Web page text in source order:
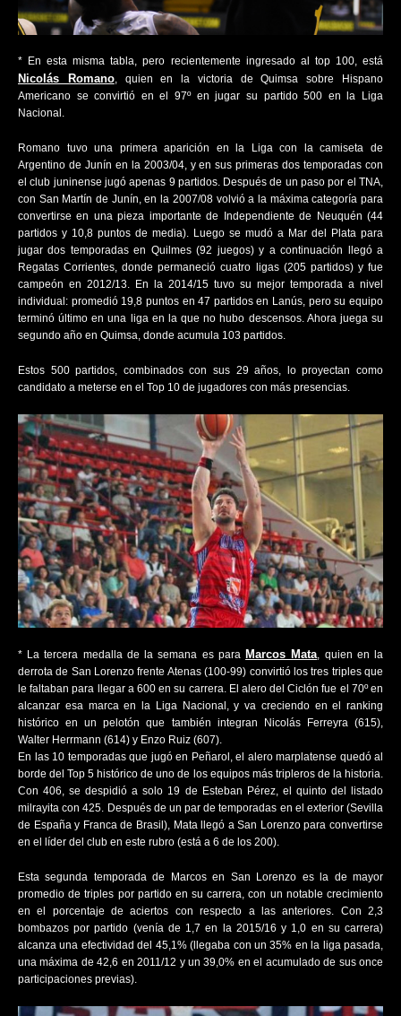
* En esta misma tabla, pero recientemente ingresado al top 100, está
Nicolás Romano, quien en la victoria de Quimsa sobre Hispano
Americano se convirtió en el 97º en jugar su partido 500 en la Liga
Nacional.
Romano tuvo una primera aparición en la Liga con la camiseta de
Argentino de Junín en la 2003/04, y en sus primeras dos temporadas con
el club juninense jugó apenas 9 partidos. Después de un paso por el TNA,
con San Martín de Junín, en la 2007/08 volvió a la máxima categoría para
convertirse en una pieza importante de Independiente de Neuquén (44
partidos y 10,8 puntos de media). Luego se mudó a Mar del Plata para
jugar dos temporadas en Quilmes (92 juegos) y a continuación llegó a
Regatas Corrientes, donde permaneció cuatro ligas (205 partidos) y fue
campeón en 2012/13. En la 2014/15 tuvo su mejor temporada a nivel
individual: promedió 19,8 puntos en 47 partidos en Lanús, pero su equipo
terminó último en una liga en la que no hubo descensos. Ahora juega su
segundo año en Quimsa, donde acumula 103 partidos.
Estos 500 partidos, combinados con sus 29 años, lo proyectan como
candidato a meterse en el Top 10 de jugadores con más presencias.
* La tercera medalla de la semana es para Marcos Mata, quien en la
derrota de San Lorenzo frente Atenas (100-99) convirtió los tres triples que
le faltaban para llegar a 600 en su carrera. El alero del Ciclón fue el 70º en
alcanzar esa marca en la Liga Nacional, y va creciendo en el ranking
histórico en un pelotón que también integran Nicolás Ferreyra (615),
Walter Herrmann (614) y Enzo Ruiz (607).
En las 10 temporadas que jugó en Peñarol, el alero marplatense quedó al
borde del Top 5 histórico de uno de los equipos más tripleros de la historia.
Con 406, se despidió a solo 19 de Esteban Pérez, el quinto del listado
milrayita con 425. Después de un par de temporadas en el exterior (Sevilla
de España y Franca de Brasil), Mata llegó a San Lorenzo para convertirse
en el líder del club en este rubro (está a 6 de los 200).
Esta segunda temporada de Marcos en San Lorenzo es la de mayor
promedio de triples por partido en su carrera, con un notable crecimiento
en el porcentaje de aciertos con respecto a las anteriores. Con 2,3
bombazos por partido (venía de 1,7 en la 2015/16 y 1,0 en su carrera)
alcanza una efectividad del 45,1% (llegaba con un 35% en la liga pasada,
una máxima de 42,6 en 2011/12 y un 39,0% en el acumulado de sus once
participaciones previas).